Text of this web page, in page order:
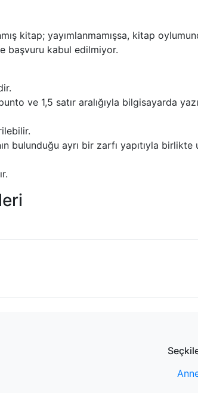
kitap; yayımlanmamışsa, kitap
başvuru kabul edilmiyor.
ve 1,5 satır aralığıyla bilgisayarda
bulunduğu ayrı bir zarfı yapıtıyla